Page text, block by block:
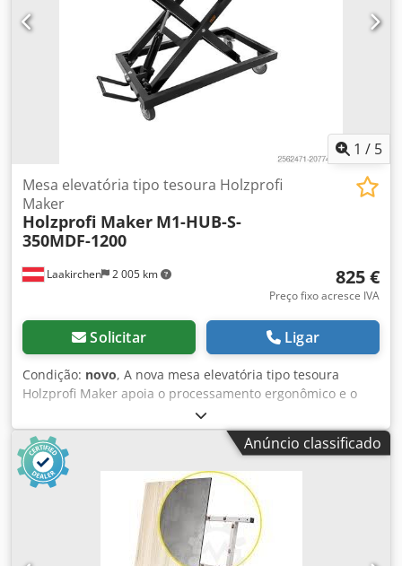
1 / 5
Laakirchen 2 005 km
Mesa elevatória tipo tesoura Holzprofi
Maker
Holzprofi Maker M1-HUB-S-
350MDF-1200
825 €
Preço fixo acresce IVA
Solicitar Ligar
Condição: novo, A nova mesa elevatória tipo tesoura
Holzprofi Maker apoia o processamento ergonômico e o
manuseio de peças. Sua funcionalidade diversificada
aumenta a produtividade a longo prazo e otimiza os fluxos
de trabalho em sua oficina. Construção pesada e robusta.
Dodpfx Ajx H Uf Uofvekr Vantagens e características: - A
mesa de trabalho destaca-se pela alta estabilidade e fácil
mobilidade - Construção robusta e, mesmo assim, móvel
graças às rodas giratórias ágeis - As rodas robustas e o
tampo de trabalho extremamente resistente garantem
estabilidade, agilidade e uma altura de trabalho
Anúncio classificado